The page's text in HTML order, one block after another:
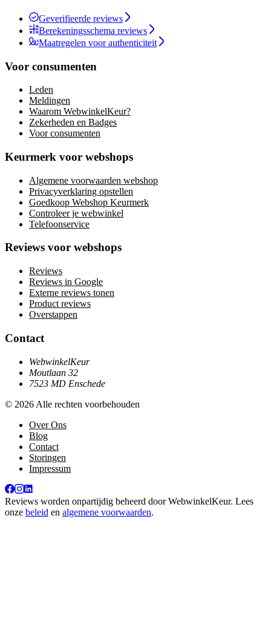
Geverifieerde reviews
Berekeningsschema reviews
Maatregelen voor authenticiteit
Voor consumenten
Leden
Meldingen
Waarom WebwinkelKeur?
Zekerheden en Badges
Voor consumenten
Keurmerk voor webshops
Algemene voorwaarden webshop
Privacyverklaring opstellen
Goedkoop Webshop Keurmerk
Controleer je webwinkel
Telefoonservice
Reviews voor webshops
Reviews
Reviews in Google
Externe reviews tonen
Product reviews
Overstappen
Contact
WebwinkelKeur
Moutlaan 32
7523 MD Enschede
© 2026 Alle rechten voorbehouden
Over Ons
Blog
Contact
Storingen
Impressum
Reviews worden onpartijdig beheerd doorWebwinkelKeur. Lees
onze beleid en algemene voorwaarden.